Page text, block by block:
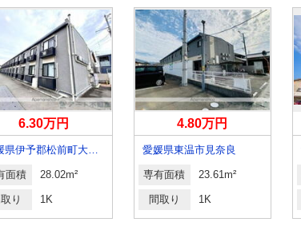
6.30万円
愛媛県伊予郡松前町大字浜
面積 28.02m²
り 1K
4.80万円
愛媛県東温市見奈良
専有面積 23.61m²
間取り 1K